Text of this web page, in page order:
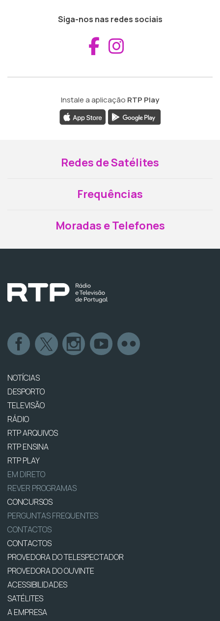
Siga-nos nas redes sociais
Aceder ao
Instale a aplicação RTP Play
Redes de Satélites
Frequências
Moradas e Telefones
NOTÍCIAS
DESPORTO
TELEVISÃO
RÁDIO
RTP ARQUIVOS
RTP ENSINA
RTP PLAY
EM DIRETO
REVER PROGRAMAS
CONCURSOS
PERGUNTAS FREQUENTES
CONTACTOS
CONTACTOS
PROVEDORA DO TELESPECTADOR
PROVEDORA DO OUVINTE
ACESSIBILIDADES
SATÉLITES
A EMPRESA